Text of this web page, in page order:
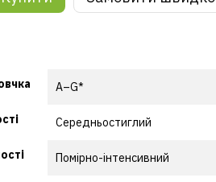
A–G*
Середньостиглий
Помірно-інтенсивний